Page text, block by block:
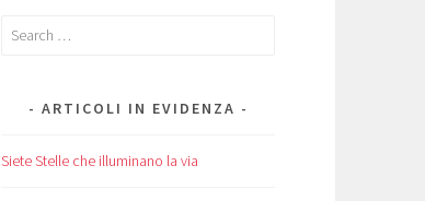
Search
ARTICOLI IN EVIDENZA
Siete Stelle che illuminano la via